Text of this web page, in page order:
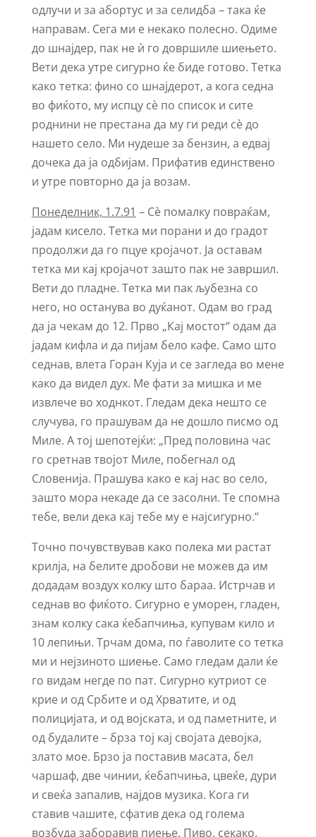
одлучи и за абортус и за селидба – така ќе
направам. Сега ми е некако полесно. Одиме
до шнајдер, пак не ѝ го довршиле шиењето.
Вети дека утре сигурно ќе биде готово. Тетка
како тетка: фино со шнајдерот, а кога седна
во фиќото, му испцу сѐ по список и сите
роднини не престана да му ги реди сѐ до
нашето село. Ми нудеше за бензин, а едвај
дочека да ја одбијам. Прифатив единствено
и утре повторно да ја возам.
Понеделник, 1.7.91 – Сѐ помалку повраќам,
јадам кисело. Тетка ми порани и до градот
продолжи да го пцуе кројачот. Ја оставам
тетка ми кај кројачот зашто пак не завршил.
Вети до пладне. Тетка ми пак љубезна со
него, но останува во дуќанот. Одам во град
да ја чекам до 12. Прво „Кај мостот“ одам да
јадам кифла и да пијам бело кафе. Само што
седнав, влета Горан Куја и се загледа во мене
како да видел дух. Ме фати за мишка и ме
извлече во ходнкот. Гледам дека нешто се
случува, го прашувам да не дошло писмо од
Миле. А тој шепотејќи: „Пред половина час
го сретнав твојот Миле, побегнал од
Словенија. Прашува како е кај нас во село,
зашто мора некаде да се засолни. Те спомна
тебе, вели дека кај тебе му е најсигурно.“
Точно почувствував како полека ми растат
крилја, на белите дробови не можев да им
додадам воздух колку што бараа. Истрчав и
седнав во фиќото. Сигурно е уморен, гладен,
знам колку сака ќебапчиња, купувам кило и
10 лепињи. Трчам дома, по ѓаволите со тетка
ми и нејзиното шиење. Само гледам дали ќе
го видам негде по пат. Сигурно кутриот се
крие и од Србите и од Хрватите, и од
полицијата, и од војската, и од паметните, и
од будалите – брза тој кај својата девојка,
злато мое. Брзо ја поставив масата, бел
чаршаф, две чинии, ќебапчиња, цвеќе, дури
и свеќа запалив, најдов музика. Кога ги
ставив чашите, сфатив дека од голема
возбуда заборавив пиење. Пиво, секако.